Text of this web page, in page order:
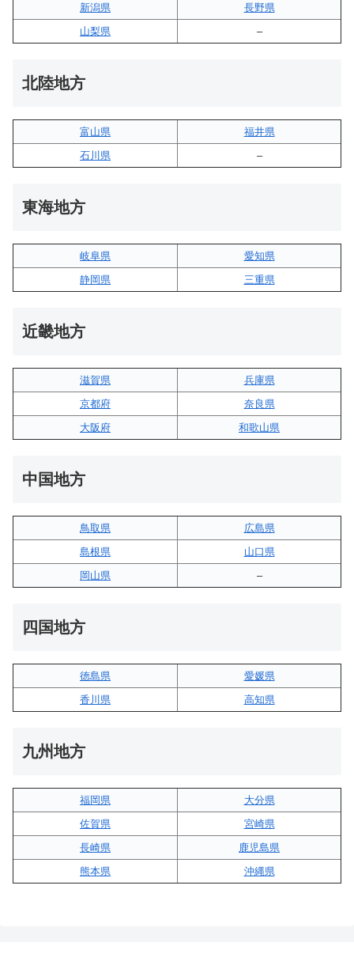
新潟県
長野県
山梨県
–
北陸地方
富山県
福井県
石川県
–
東海地方
岐阜県
愛知県
静岡県
三重県
近畿地方
滋賀県
兵庫県
京都府
奈良県
大阪府
和歌山県
中国地方
鳥取県
広島県
島根県
山口県
岡山県
–
四国地方
徳島県
愛媛県
香川県
高知県
九州地方
福岡県
大分県
佐賀県
宮崎県
長崎県
鹿児島県
熊本県
沖縄県